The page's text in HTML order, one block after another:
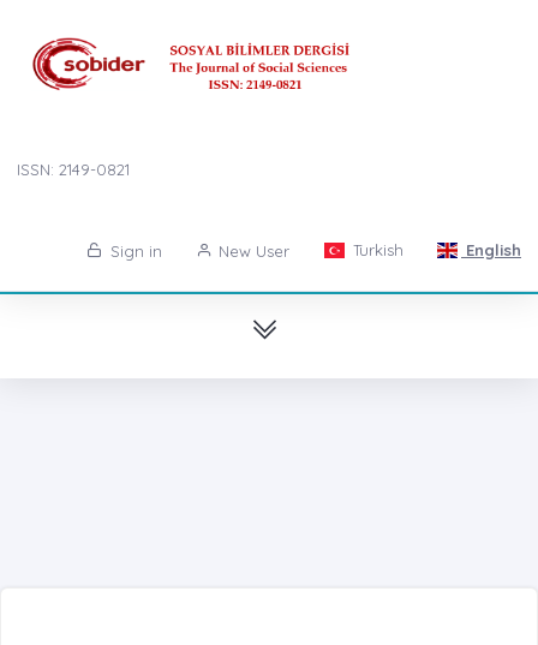
ISSN: 2149-0821
Sign in New User Turkish English